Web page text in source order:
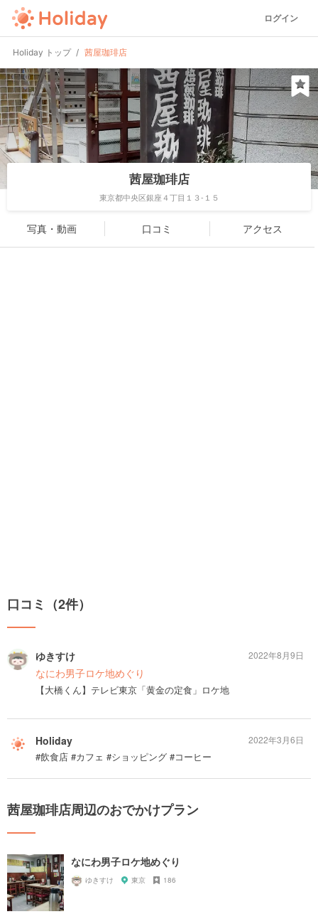
ログイン
Holiday トップ 茜屋珈琲店
茜屋珈琲店
東京都中央区銀座４丁目１３-１５
写真・動画 口コミ アクセス
口コミ（2件）
ゆきすけ
なにわ男子ロケ地めぐり
【大橋くん】テレビ東京「黄金の定食」ロケ地
2022年8月9日
Holiday
#飲食店 #カフェ #ショッピング #コーヒー
2022年3月6日
茜屋珈琲店周辺のおでかけプラン
なにわ男子ロケ地めぐり
ゆきすけ 東京 186